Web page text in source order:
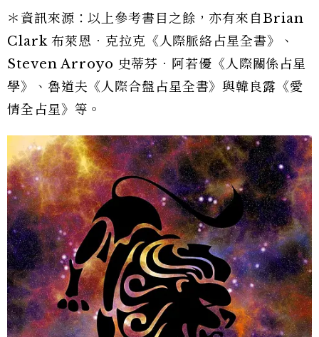
＊資訊來源：以上參考書目之餘，亦有來自Brian
Clark 布萊恩．克拉克《人際脈絡占星全書》、
Steven Arroyo 史蒂芬．阿若優《人際關係占星
學》、魯道夫《人際合盤占星全書》與韓良露《愛
情全占星》等。